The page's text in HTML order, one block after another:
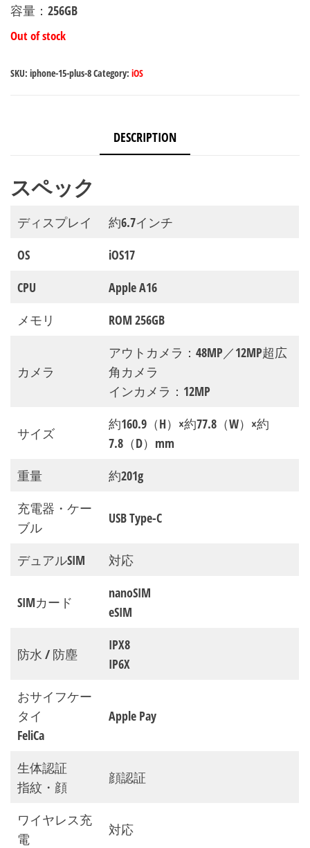
容量：256GB
Out of stock
SKU: iphone-15-plus-8Category: iOS
DESCRIPTION
スペック
ディスプレイ
約6.7インチ
OS
iOS17
CPU
Apple A16
メモリ
ROM 256GB
カメラ
アウトカメラ：48MP／12MP超広
角カメラ
インカメラ：12MP
サイズ
約160.9（H）×約77.8（W）×約
7.8（D）mm
重量
約201g
充電器・ケー
ブル
USB Type-C
デュアルSIM 対応
SIMカード
nanoSIM
eSIM
防水 / 防塵
IPX8
IP6X
おサイフケー
タイ
FeliCa
Apple Pay
生体認証
指紋・顔
顔認証
ワイヤレス充
電
対応